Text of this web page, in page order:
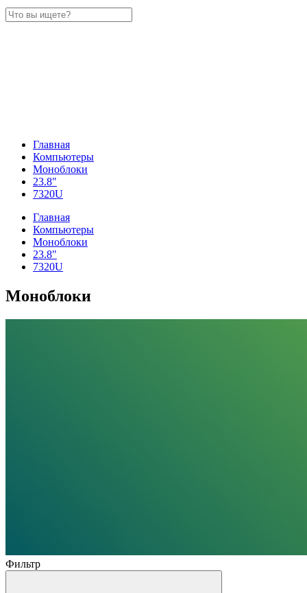
Главная
Компьютеры
Моноблоки
23.8"
7320U
Главная
Компьютеры
Моноблоки
23.8"
7320U
Моноблоки
Фильтр